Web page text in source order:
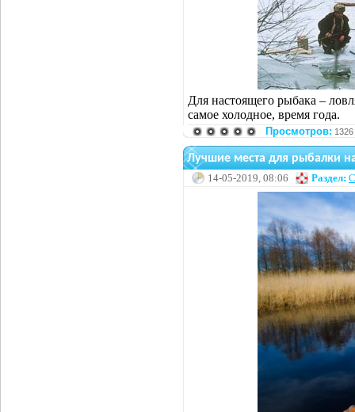
Для настоящего рыбака –
самое холодное, время года.
Просмотров:
Лучшие места для рыбалки
14-05-2019, 08:06 Раздел: